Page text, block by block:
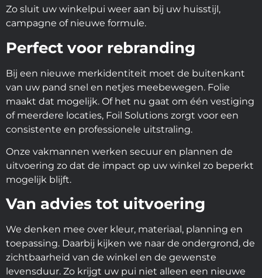
Zo sluit uw winkelpui weer aan bij uw huisstijl,
campagne of nieuwe formule.
Perfect voor rebranding
Bij een nieuwe merkidentiteit moet de buitenkant
van uw pand snel en netjes meebewegen. Folie
maakt dat mogelijk. Of het nu gaat om één vestiging
of meerdere locaties, Foil Solutions zorgt voor een
consistente en professionele uitstraling.
Onze vakmannen werken secuur en plannen de
uitvoering zo dat de impact op uw winkel zo beperkt
mogelijk blijft.
Van advies tot uitvoering
We denken mee over kleur, materiaal, planning en
toepassing. Daarbij kijken we naar de ondergrond, de
zichtbaarheid van de winkel en de gewenste
levensduur. Zo krijgt uw pui niet alleen een nieuwe